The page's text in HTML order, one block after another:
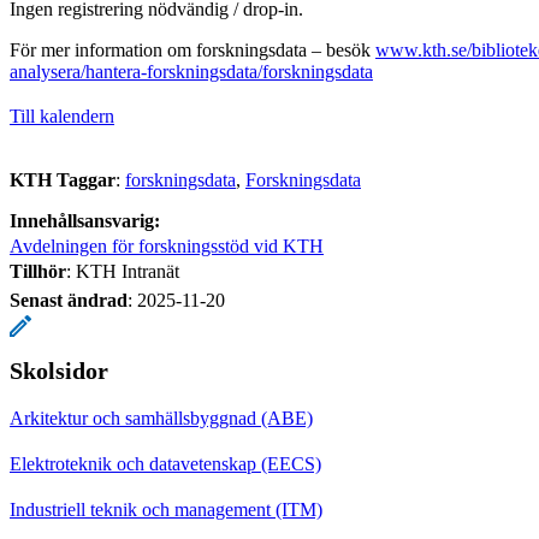
Ingen registrering nödvändig / drop-in.
För mer information om forskningsdata – besök www.kth.se/
analysera/hantera-forskningsdata/forskningsdata
Till kalendern
KTH Taggar: forskningsdata Forskningsdata
Innehållsansvarig:
Avdelningen för forskningsstöd vid KTH
Tillhör: KTH Intranät
Senast ändrad: 2025-11-20
Skolsidor
Arkitektur och samhällsbyggnad (ABE)
Elektroteknik och datavetenskap (EECS)
Industriell teknik och management (ITM)